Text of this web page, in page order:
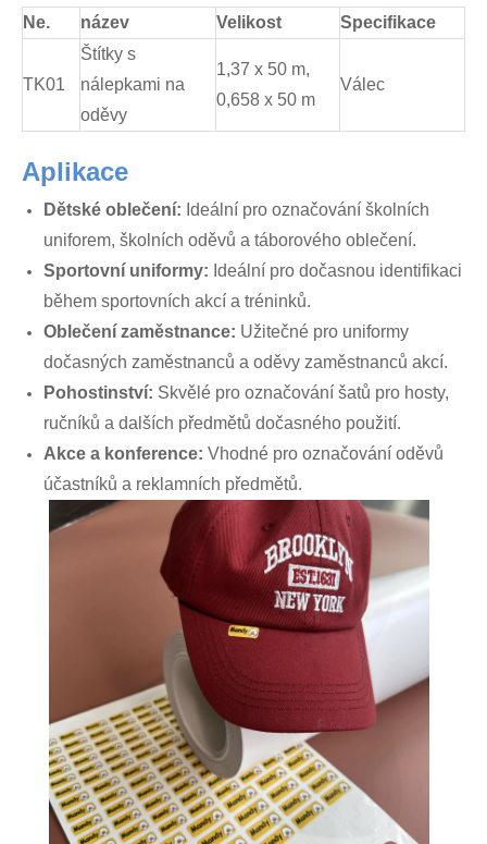
Ne. název Velikost Specifikace
TK01
Štítky s
nálepkami na
oděvy
1,37 x 50 m,
0,658 x 50 m
Válec
Aplikace
Dětské oblečení: Ideální pro označování školních
uniforem, školních oděvů a táborového oblečení.
Sportovní uniformy: Ideální pro dočasnou identifikaci
během sportovních akcí a tréninků.
Oblečení zaměstnance: Užitečné pro uniformy
dočasných zaměstnanců a oděvy zaměstnanců akcí.
Pohostinství: Skvělé pro označování šatů pro hosty,
ručníků a dalších předmětů dočasného použití.
Akce a konference: Vhodné pro označování oděvů
účastníků a reklamních předmětů.